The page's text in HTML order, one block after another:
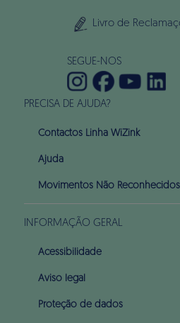
PRECISA DE AJUDA?
Contactos Linha WiZink
Ajuda
Movimentos Não Reconhecidos
INFORMAÇÃO GERAL
Acessibilidade
Aviso legal
Proteção de dados
Livro de
SEGUE-NOS